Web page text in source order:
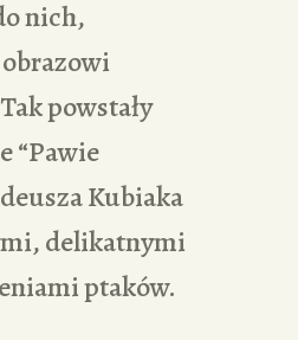
nich,
powstały
“Pawie
Kubiaka
delikatnymi
ptaków.